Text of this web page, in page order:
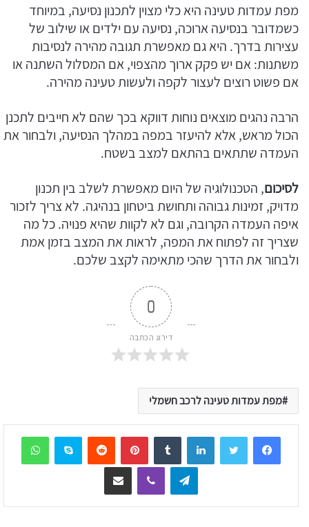
מפת עמדות טעינה היא כלי מצוין לתכנון נסיעה, במיוחד
כשמדובר בנסיעה ארוכה, נסיעה עם ילדים או שילוב של
עצירות בדרך. היא גם מאפשרת תגובה מהירה לנסיבות
משתנות: אם יש פקק ארוך מהצפוי, אם המסלול השתנה או
אם פשוט רוצים לעצור לקפה ולעשות טעינה מהירה.
הרבה נהגים מוצאים נוחות דווקא בכך שהם לא חייבים לתכנן
הכול מראש, אלא להיעזר במפה במהלך הנסיעה, ולבחור את
העמדה שתתאים בהתאם למצב בשטח.
לסיכום, הטכנולוגיה של היום מאפשרת לשלב בין תכנון
מדויק, זמינות גבוהה ותחושת ביטחון בנהיגה. לא צריך לזכור
איפה העמדה הקרובה, וגם לא לקוות שהיא פנויה. כל מה
שצריך זה לפתוח את המפה, לראות את המצב בזמן אמת
ולבחור את הדרך שהכי מתאימה לקצב שלכם.
0
דירוג הכתבה
מפת עמדות טעינה לרכב חשמלי
LinkedIn
Tumblr
Pinterest
Reddit
Skype
Telegram
Viber שיתוף דרך המייל